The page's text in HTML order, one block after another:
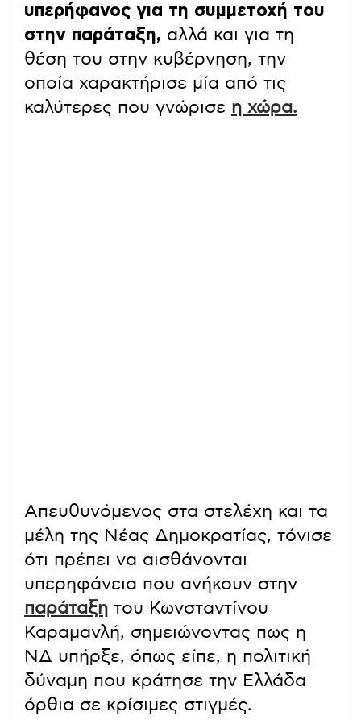
υπερήφανος για τη συμμετοχή του
στην παράταξη, αλλά και για τη
θέση του στην κυβέρνηση, την
οποία χαρακτήρισε μία από τις
καλύτερες που γνώρισε η χώρα.
Απευθυνόμενος στα στελέχη και τα
μέλη της Νέας Δημοκρατίας, τόνισε
ότι πρέπει να αισθάνονται
υπερηφάνεια που ανήκουν στην
παράταξη του Κωνσταντίνου
Καραμανλή, σημειώνοντας πως η
ΝΔ υπήρξε, όπως είπε, η πολιτική
δύναμη που κράτησε την Ελλάδα
όρθια σε κρίσιμες στιγμές.